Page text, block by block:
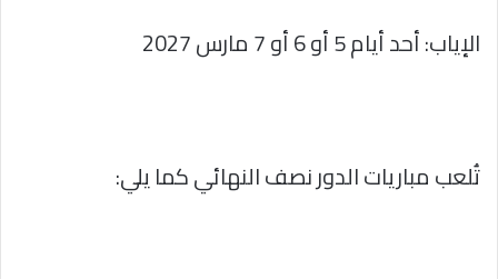
الإياب: أحد أيام 5 أو 6 أو 7 مارس 2027
تُلعب مباريات الدور نصف النهائي كما يلي: